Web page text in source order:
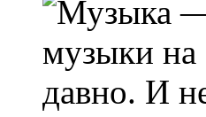
музыки на
давно. И